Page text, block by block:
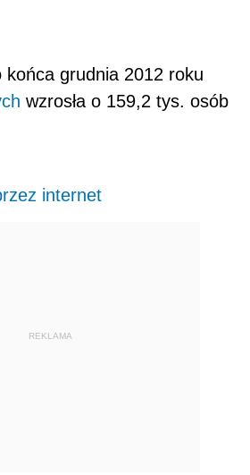
końca grudnia 2012 roku
wzrosła o 159,2 tys. osób
internet
REKLAMA